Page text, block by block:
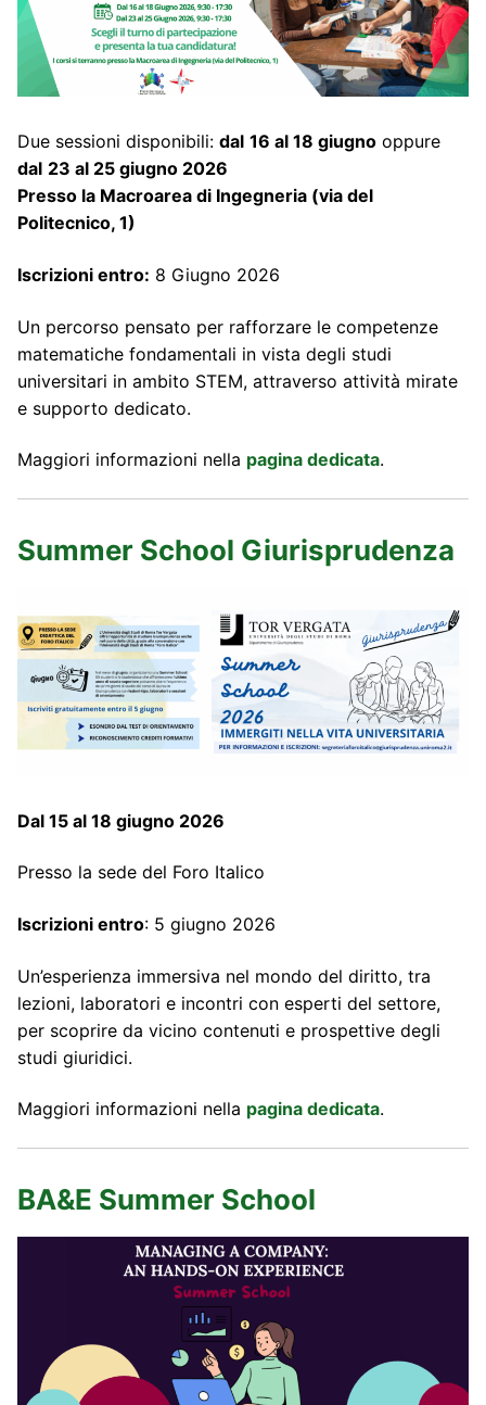
Due sessioni disponibili: dal 16 al 18 giugno oppure
dal 23 al 25 giugno 2026
Presso la Macroarea di Ingegneria (via del
Politecnico, 1)
Iscrizioni entro: 8 Giugno 2026
Un percorso pensato per rafforzare le competenze
matematiche fondamentali in vista degli studi
universitari in ambito STEM, attraverso attività mirate
e supporto dedicato.
Maggiori informazioni nella pagina dedicata.
Summer School Giurisprudenza
Dal 15 al 18 giugno 2026
Presso la sede del Foro Italico
Iscrizioni entro: 5 giugno 2026
Un’esperienza immersiva nel mondo del diritto, tra
lezioni, laboratori e incontri con esperti del settore,
per scoprire da vicino contenuti e prospettive degli
studi giuridici.
Maggiori informazioni nella pagina dedicata.
BA&E Summer School